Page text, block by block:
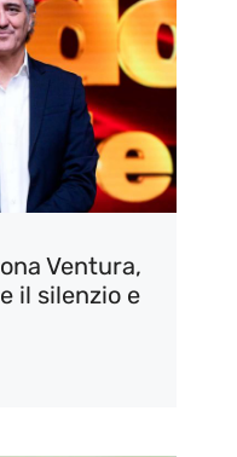
Ventura,
il silenzio e